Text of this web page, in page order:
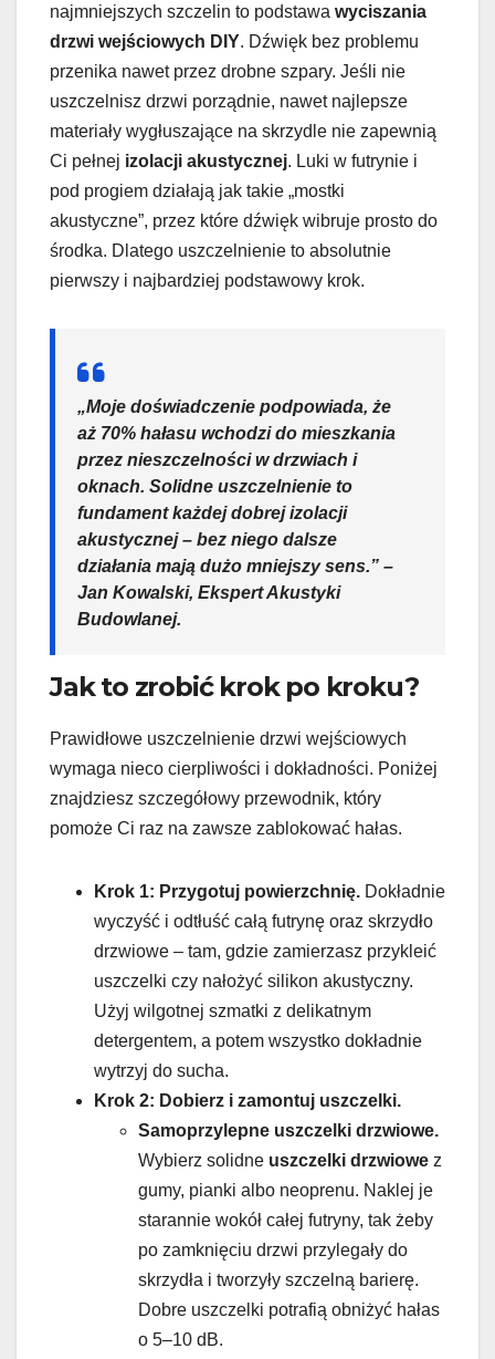
najmniejszych szczelin to podstawa wyciszania
drzwi wejściowych DIY. Dźwięk bez problemu
przenika nawet przez drobne szpary. Jeśli nie
uszczelnisz drzwi porządnie, nawet najlepsze
materiały wygłuszające na skrzydle nie zapewnią
Ci pełnej izolacji akustycznej. Luki w futrynie i
pod progiem działają jak takie „mostki
akustyczne”, przez które dźwięk wibruje prosto do
środka. Dlatego uszczelnienie to absolutnie
pierwszy i najbardziej podstawowy krok.
„Moje doświadczenie podpowiada, że
aż 70% hałasu wchodzi do mieszkania
przez nieszczelności w drzwiach i
oknach. Solidne uszczelnienie to
fundament każdej dobrej izolacji
akustycznej – bez niego dalsze
działania mają dużo mniejszy sens.” –
Jan Kowalski, Ekspert Akustyki
Budowlanej.
Jak to zrobić krok po kroku?
Prawidłowe uszczelnienie drzwi wejściowych
wymaga nieco cierpliwości i dokładności. Poniżej
znajdziesz szczegółowy przewodnik, który
pomoże Ci raz na zawsze zablokować hałas.
Krok 1: Przygotuj powierzchnię. Dokładnie
wyczyść i odtłuść całą futrynę oraz skrzydło
drzwiowe – tam, gdzie zamierzasz przykleić
uszczelki czy nałożyć silikon akustyczny.
Użyj wilgotnej szmatki z delikatnym
detergentem, a potem wszystko dokładnie
wytrzyj do sucha.
Krok 2: Dobierz i zamontuj uszczelki.
Samoprzylepne uszczelki drzwiowe.
Wybierz solidne uszczelki drzwiowe z
gumy, pianki albo neoprenu. Naklej je
starannie wokół całej futryny, tak żeby
po zamknięciu drzwi przylegały do
skrzydła i tworzyły szczelną barierę.
Dobre uszczelki potrafią obniżyć hałas
o 5–10 dB.